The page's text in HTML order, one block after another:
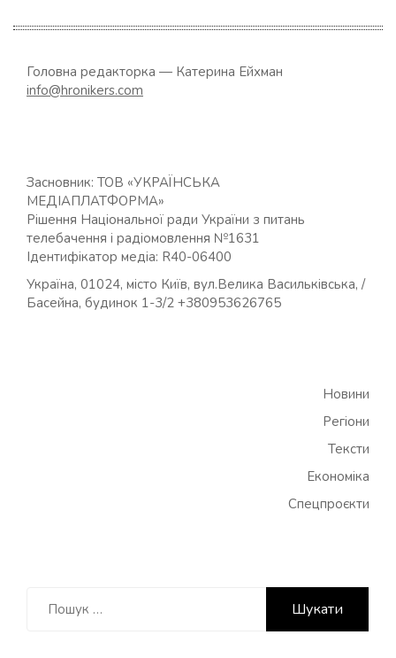
Головна редакторка — Катерина Ейхман
info@hronikers.com
Засновник: ТОВ «УКРАЇНСЬКА
МЕДІАПЛАТФОРМА»
Рішення Національної ради України з питань
телебачення і радіомовлення №1631
Ідентифікатор медіа: R40-06400
Україна, 01024, місто Київ, вул.Велика Васильківська, /
Басейна, будинок 1-3/2 +380953626765
Новини
Регіони
Тексти
Економіка
Спецпроєкти